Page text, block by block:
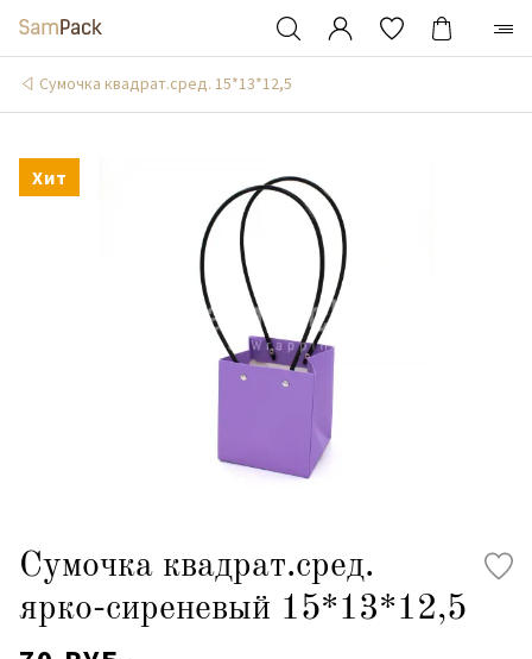
Сумочка квадрат.сред. 15*13*12,5
Хит
Сумочка квадрат.сред.
ярко-сиреневый 15*13*12,5